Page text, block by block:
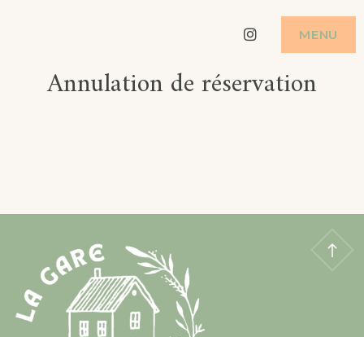
content
Instagram
MENU
Annulation de réservation